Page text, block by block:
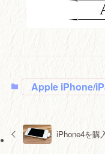
Apple iPhone/
iPhone4を購